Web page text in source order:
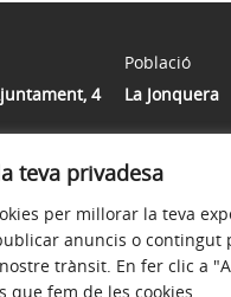
teva privadesa
per millorar la teva
anuncis o contingut
trànsit. En fer clic a
que fem de les cookies.
4
Població
La Jonquera
divendres de 9 h a 14 h
Política de privacitat